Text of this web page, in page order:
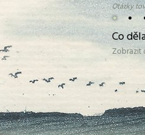
• •
Otázky
Co